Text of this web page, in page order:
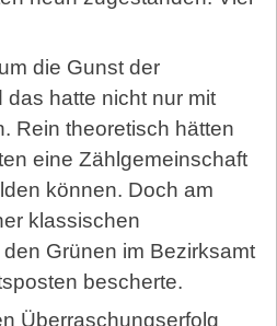
die Gunst der
hatte nicht nur mit
Rein theoretisch hätten
eine Zählgemeinschaft
können. Doch am
klassischen
Grünen im Bezirksamt
bescherte.
Überraschungserfolg